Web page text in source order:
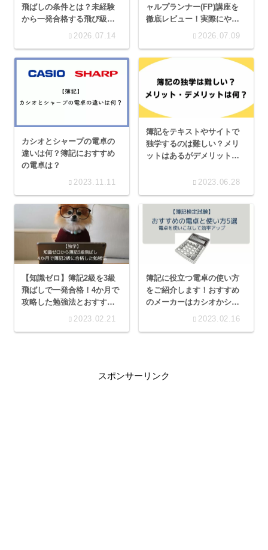
飛ばしの条件とは？未経験
から一発合格する飛び級ル
ートを徹底解説
2026.07.14
ャルプランナー(FP)講座を
徹底レビュー！実際にやっ
てみた体験ブログ！
2026.07.09
カシオとシャープの電卓の
違いは何？簿記におすすめ
の電卓は？
2023.11.11
簿記をテキストやサイトで
独学するのは難しい？メリ
ットはあるがデメリットも
2023.06.28
【知識ゼロ】簿記2級を3級
飛ばしで一発合格！4か月で
攻略した勉強法とおすすめ
2023.02.21
簿記に役立つ電卓の使い方
をご紹介します！おすすめ
のメーカーはカシオかシャ
2023.02.16
スポンサーリンク